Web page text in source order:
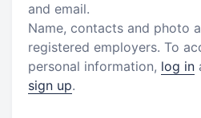
and email.
Name, contacts and photo
registered employers. To
personal information, log in
sign up.